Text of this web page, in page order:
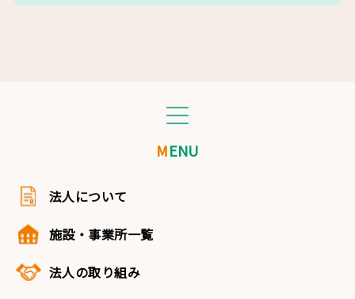
MENU
法人について
施設・事業所一覧
法人の取り組み